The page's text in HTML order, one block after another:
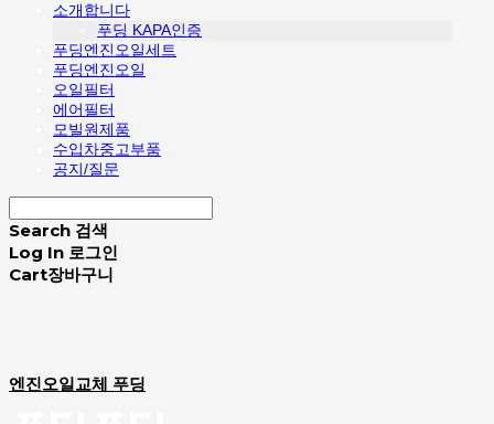
소개합니다
푸딩 KAPA인증
푸딩엔진오일세트
푸딩엔진오일
오일필터
에어필터
모빌원제품
수입차중고부품
공지/질문
Search 검색
Log In 로그인
Cart장바구니
엔진오일교체 푸딩